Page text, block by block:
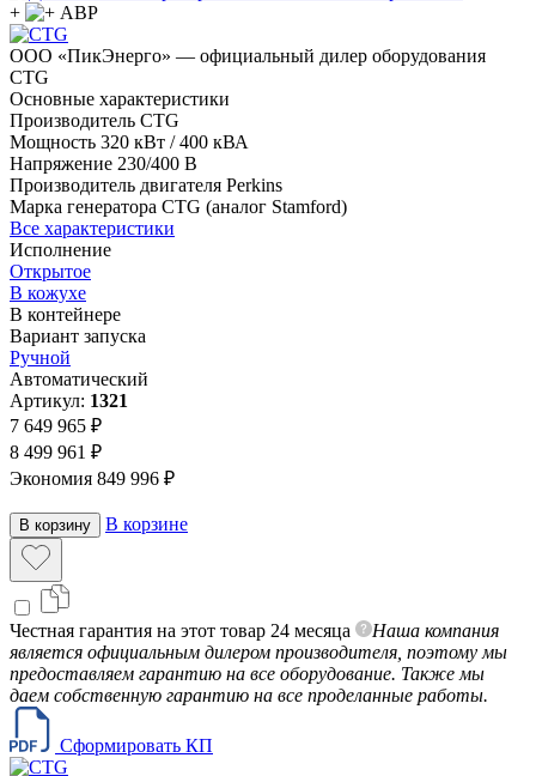
+
ООО «ПикЭнерго» — официальный дилер оборудования
CTG
Основные характеристики
Производитель CTG
Мощность 320 кВт / 400 кВА
Напряжение 230/400 В
Производитель двигателя Perkins
Марка генератора CTG (аналог Stamford)
Все характеристики
Исполнение
Открытое
В кожухе
В контейнере
Вариант запуска
Ручной
Автоматический
Артикул: 1321
7 649 965 ₽
8 499 961 ₽
Экономия 849 996 ₽
В корзину В корзине
Честная гарантия на этот товар 24 месяца
Наша компания
является официальным дилером производителя, поэтому мы
предоставляем гарантию на все оборудование. Также мы
даем собственную гарантию на все проделанные работы.
Сформировать КП